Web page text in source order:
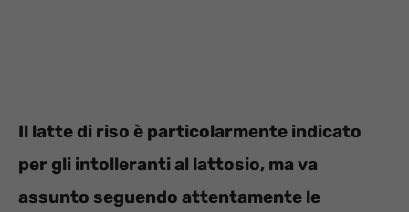
Il latte di riso è particolarmente indicato
per gli intolleranti al lattosio, ma va
assunto seguendo attentamente le